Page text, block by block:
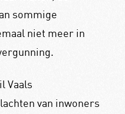
sommige
niet meer in
Vaals
van inwoners